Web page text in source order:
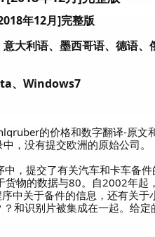
年12月]完整版
大利语、墨西哥语、德语
、Windows7
的价格和数字翻译-原文
，没有提交欧洲的原始公司。
，提交了有关汽车和卡车备
物的数据与80。自2002年起
中关于备件的信息，还有关于
和识别片被集成在一起。给